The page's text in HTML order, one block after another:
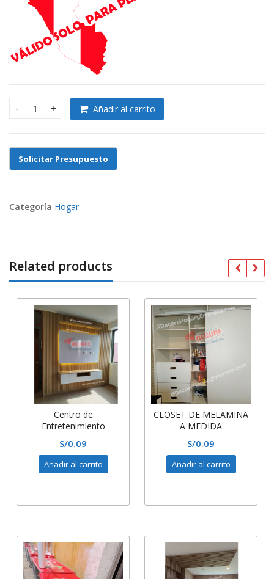
CLOSET DE MELAMINA A MEDIDA quantity
Añadir al carrito
Categoría Hogar
Related products
Centro de
Entretenimiento
de TV -iluminacion led
S/0.09
Añadir al carrito
CLOSET DE MELAMINA
A MEDIDA
S/0.09
Añadir al carrito